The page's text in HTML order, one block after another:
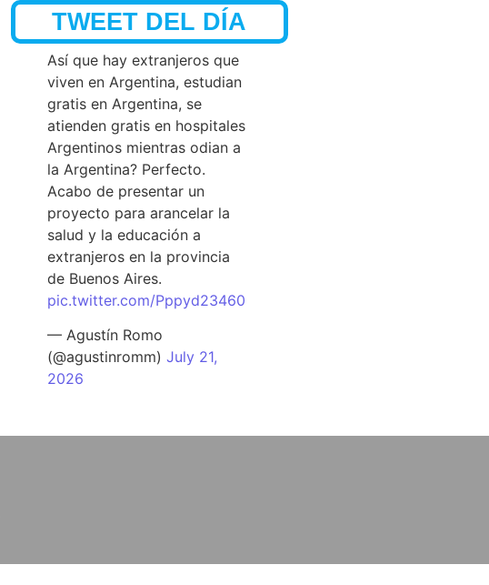
TWEET DEL DÍA
Así que hay extranjeros que
viven en Argentina, estudian
gratis en Argentina, se
atienden gratis en hospitales
Argentinos mientras odian a
la Argentina? Perfecto.
Acabo de presentar un
proyecto para arancelar la
salud y la educación a
extranjeros en la provincia
de Buenos Aires.
pic.twitter.com/Pppyd23460
— Agustín Romo
(@agustinromm)July 21,
2026